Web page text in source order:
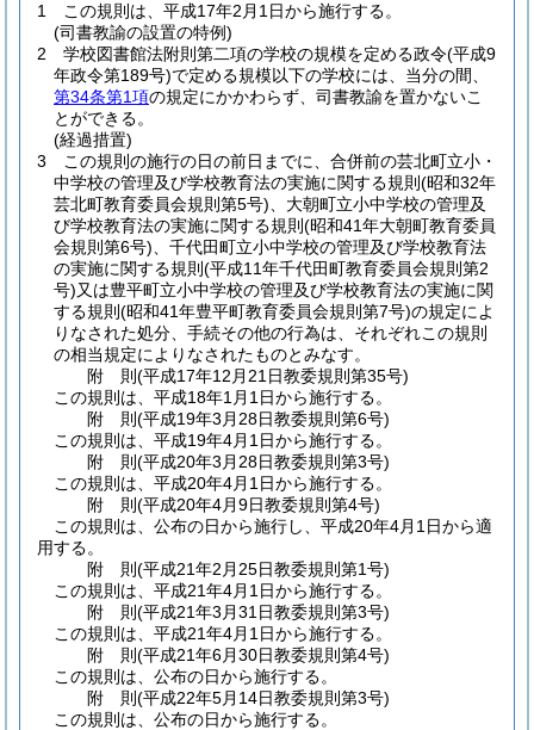
1
この規則は、平成17年2月1日から施行する。
(司書教諭の設置の特例)
2
学校図書館法附則第二項の学校の規模を定める政令(平成9
年政令第189号)で定める規模以下の学校には、当分の間、
第34条第1項の規定にかかわらず、司書教諭を置かないこ
とができる。
(経過措置)
3
この規則の施行の日の前日までに、合併前の芸北町立小・
中学校の管理及び学校教育法の実施に関する規則 (昭和32年
芸北町教育委員会規則第5号) 、大朝町立小中学校の管理及
び学校教育法の実施に関する規則 (昭和41年大朝町教育委員
会規則第6号) 、千代田町立小中学校の管理及び学校教育法
の実施に関する規則 (平成11年千代田町教育委員会規則第2
号)又は豊平町立小中学校の管理及び学校教育法の実施に関
する規則 (昭和41年豊平町教育委員会規則第7号)の規定によ
りなされた処分、手続その他の行為は、それぞれこの規則
の相当規定によりなされたものとみなす。
附 則(平成17年12月21日教委規則第35号)
この規則は、平成18年1月1日から施行する。
附 則(平成19年3月28日教委規則第6号)
この規則は、平成19年4月1日から施行する。
附 則(平成20年3月28日教委規則第3号)
この規則は、平成20年4月1日から施行する。
附 則(平成20年4月9日教委規則第4号)
この規則は、公布の日から施行し、平成20年4月1日から適
用する。
附 則(平成21年2月25日教委規則第1号)
この規則は、平成21年4月1日から施行する。
附 則(平成21年3月31日教委規則第3号)
この規則は、平成21年4月1日から施行する。
附 則(平成21年6月30日教委規則第4号)
この規則は、公布の日から施行する。
附 則(平成22年5月14日教委規則第3号)
この規則は、公布の日から施行する。